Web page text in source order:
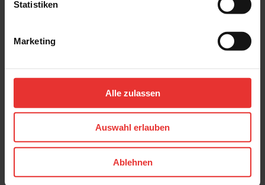
Statistiken
Marketing
Alle zulassen
Auswahl erlauben
Ablehnen
New Poitiers
New Poitiers
schwarz - glänzend